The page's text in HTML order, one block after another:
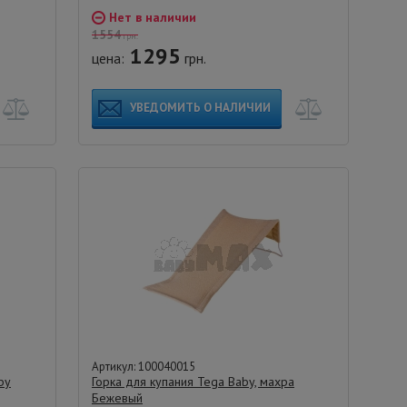
Нет в наличии
1554грн.
цена: 1295 грн.
УВЕДОМИТЬ О НАЛИЧИИ
Артикул: 100040015
Горка для купания Tega Baby, махра
Бежевый